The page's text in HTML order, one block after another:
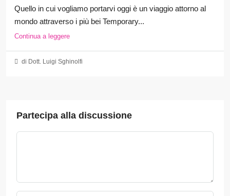
Quello in cui vogliamo portarvi oggi è un viaggio attorno al
mondo attraverso i più bei Temporary...
Continua a leggere
di Dott. Luigi Sghinolfi
Partecipa alla discussione